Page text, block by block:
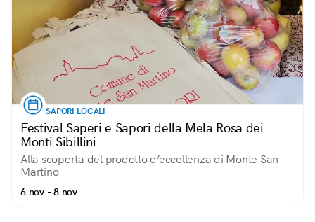
SAPORI LOCALI
Festival Saperi e Sapori della Mela Rosa dei
Monti Sibillini
Alla scoperta del prodotto d’eccellenza di Monte San
Martino
6 nov - 8 nov